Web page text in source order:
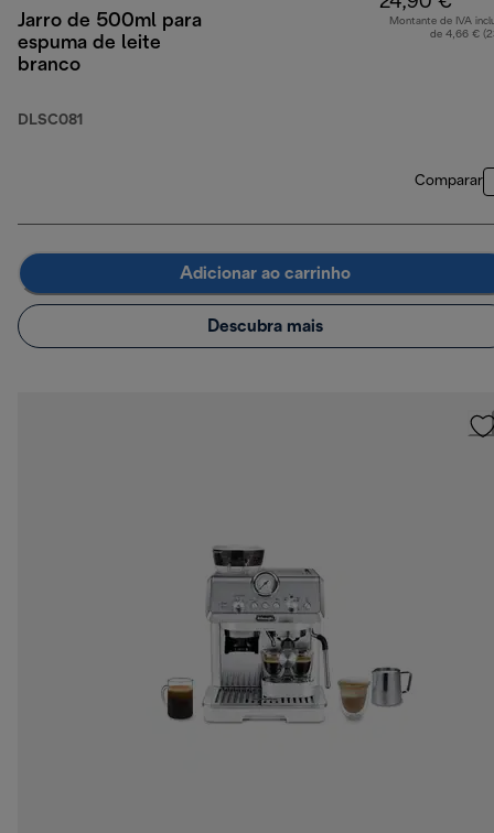
Jarro de 500ml para
espuma de leite
branco
DLSC081
Montante de IVA
de 4,66 €
Comparar
Adicionar ao carrinho
Descubra mais